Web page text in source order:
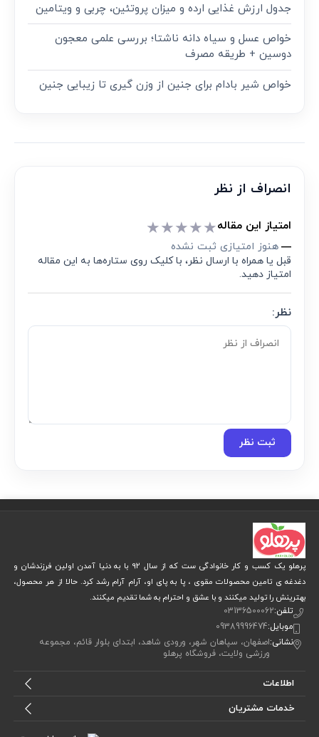
جدول ارزش غذایی ارده و میزان پروتئین، چربی و ویتامین
خواص عسل و سیاه دانه ناشتا؛ بررسی علمی معجون
دوسین + طریقه مصرف
خواص شیر بادام برای جنین از وزن گیری تا زیبایی جنین
انصراف از نظر
امتیاز این مقاله★
★
★
★
★
— هنوز امتیازی ثبت نشده
قبل یا همراه با ارسال نظر، با کلیک روی ستاره‌ها به این مقاله
امتیاز دهید.
نظر:
ثبت نظر
پرهلو یک کسب و کار خانوادگی ست که از سال 92 با به دنیا آمدن اولین فرزندشان و
دغدغه ی تامین محصولات مقوی ، پا به پای او، آرام آرام رشد کرد. حالا از هر محصول،
بهترینش را تولید میکنند و با عشق و احترام به شما تقدیم میکنند.
تلفن:03136500062
موبایل:09389996474
نشانی:اصفهان، سپاهان شهر، ورودی شاهد، ابتدای بلوار قائم، مجموعه
ورزشی ولایت، فروشگاه پرهلو
اطلاعات
خدمات مشتریان